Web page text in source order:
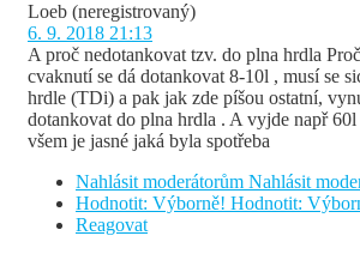
Loeb (neregistrovaný)
6. 9. 2018 21:13
A proč nedotankovat tzv. do plna hrdla
cvaknutí se dá dotankovat 8-10l , musí se
hrdle (TDi) a pak jak zde píšou ostatní,
dotankovat do plna hrdla . A vyjde např
všem je jasné jaká byla spotřeba
Nahlásit moderátorům Nahlásit
Hodnotit: Výborně! Hodnotit:
Reagovat